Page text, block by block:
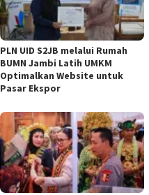
PLN UID S2JB melalui Rumah
BUMN Jambi Latih UMKM
Optimalkan Website untuk
Pasar Ekspor